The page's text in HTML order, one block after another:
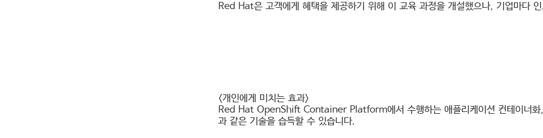
Red Hat은 고객에게 혜택을 제공하기 위해 이 교육 과정을 개설했으나, 기업마다
<개인에게 미치는 효과>
Red Hat OpenShift Container Platform에서 수행하는 애플리케이션 컨테이너화
과 같은 기술을 습득할 수 있습니다.